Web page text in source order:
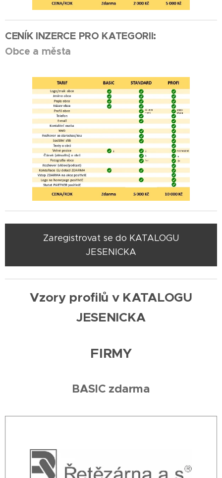
CENÍK INZERCE PRO KATEGORII:
Obce a města
Zaregistrovat se do KATALOGU
JESENICKA
Vzory profilů v KATALOGU
JESENICKA
FIRMY
BASIC zdarma